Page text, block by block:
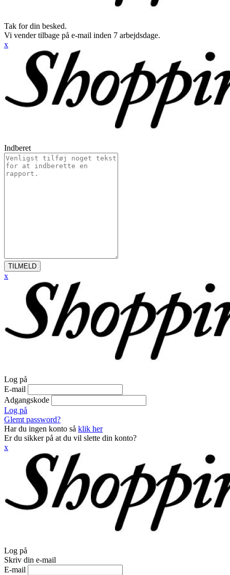
Tak for din besked.
Vi vender tilbage på e-mail inden 7 arbejdsdage.
x
Indberet
TILMELD
x
Log på
E-mail
Adgangskode
Log på
Glemt password?
Har du ingen konto så klik her
Er du sikker på at du vil slette din konto?
x
Log på
Skriv din e-mail
E-mail